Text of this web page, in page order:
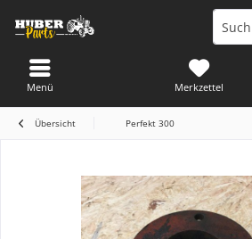
Merkzettel
Menü
Übersicht Perfekt 300